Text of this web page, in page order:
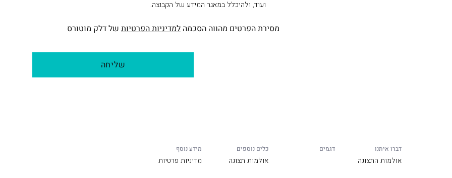
ועוד, ולהיכלל במאגר המידע של הקבוצה.
מסירת הפרטים מהווה הסכמה למדיניות הפרטיות של דלק מוטורס
שליחה
דברו איתנו
אולמות התצוגה
דגמים כלים נוספים
אולמות תצוגה
מידע נוסף
מדיניות פרטיות